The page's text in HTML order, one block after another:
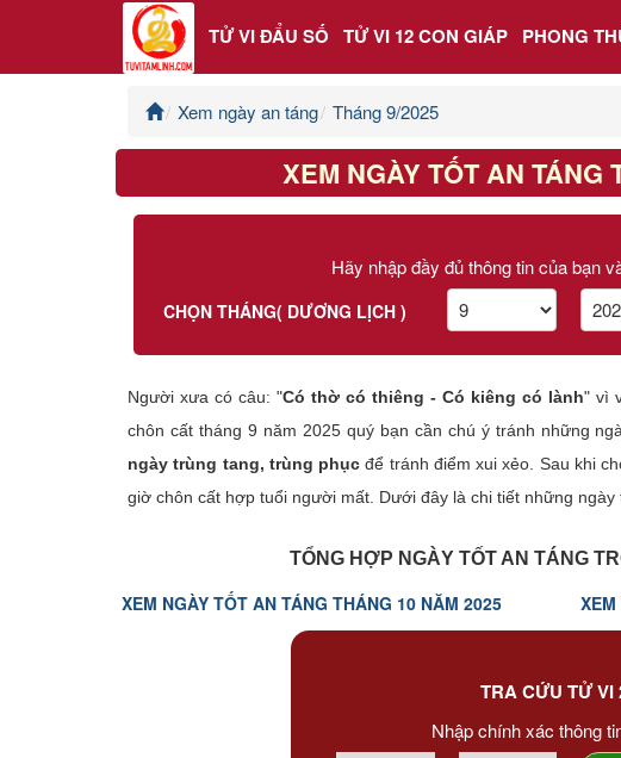
TỬ VI ĐẨU SỐ TỬ VI 12 CON GIÁP PHONG
Tử Vi Đẩu Số
Văn Hoa Tâm linh
Xem ngày an táng Tháng 9/2025
XEM NGÀY TỐT AN TÁNG
Hãy nhập đầy đủ thông tin của bạn
CHỌN THÁNG( DƯƠNG LỊCH )
Người xưa có câu: "Có thờ có thiêng - Có kiêng có lành" vì
chôn cất tháng 9 năm 2025 quý bạn cần chú ý tránh những
ngày trùng tang, trùng phục để tránh điểm xui xẻo. Sau khi
giờ chôn cất hợp tuổi người mất. Dưới đây là chi tiết những ngày
TỔNG HỢP NGÀY TỐT AN TÁNG
XEM NGÀY TỐT AN TÁNG THÁNG 10 NĂM 2025
TRA CỨU TỬ VI
Nhập chính xác thông